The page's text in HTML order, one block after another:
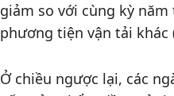
giảm so với cùng kỳ
phương tiện vận tải khác
Ở chiều ngược lại, các